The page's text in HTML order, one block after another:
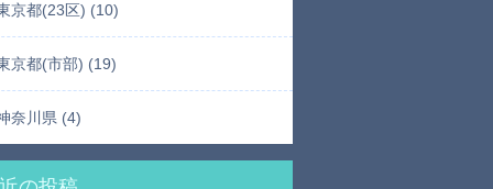
京都(23区) (10)
京都(市部) (19)
奈川県 (4)